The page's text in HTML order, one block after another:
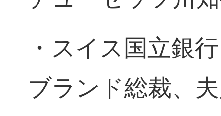
・スイス国立銀
ブランド総裁、